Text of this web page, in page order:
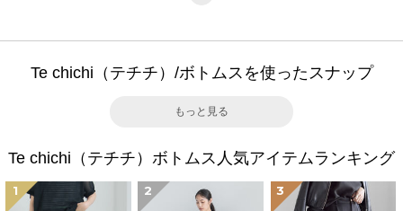
Te chichi（テチチ）/ボトムスを使ったスナップ
もっと見る
Te chichi（テチチ）ボトムス人気アイテムランキング
1 2 3